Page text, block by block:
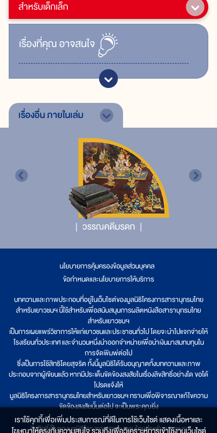
สำหรับเด็กเล็ก
เรื่ิองที่คุณอาจสนใจ
เรื่องอื่นภายในเล่ม
วรรณคดีมรดก
นโยบายการคุ้มครองข้อมูลส่วนบุคคล
ข้อกำหนดและนโยบายการให้บริการ
บทความและภาพประกอบที่อยู่ในเว็บไซต์ของมูลนิธิโครงการสารานุกรมไทย
สำหรับเยาวชนฯ นี้ใช้สำหรับเพื่อสนับสนุนการผลิตหนังสือสารานุกรมไทย
สำหรับเยาวชนฯ
เป็นการเผยแพร่วิชาการให้แก่เยาวชนและประชาชนทั่วไป โดยจะนำไปแจกจ่ายให้
โรงเรียนทั่วประเทศ และจำนวนหนึ่งนำออกจำหน่ายเพื่อนำเงินมาสมทบทุนใน
การจัดพิมพ์ต่อไป
ซึ่งเป็นการใช้สิทธิโดยสุจริต ทั้งนี้มูลนิธิได้รับอนุญาตทั้งบทความและภาพ
ประกอบจากผู้เขียนแล้ว หากมีประเด็นขัดข้องสงสัยในเรื่องลิขสิทธิ์อย่างใด ขอได้
โปรดแจ้งให้
มูลนิธิโครงการสารานุกรมไทยสำหรับเยาวชนฯ ทราบเพื่อพิจารณาแก้ไขความ
ขัดข้องสงสัยนั้นต่อไป จะเป็นพระคุณยิ่ง
ลิขสิทธิ์เป็นของมูลนิธิโครงการสารานุกรมไทยสำหรับเยาวชนฯ
เราใช้คุกกี้เพื่อเพิ่มประสบการณ์ที่ดีในการใช้เว็บไซต์ แสดงเนื้อหาและ